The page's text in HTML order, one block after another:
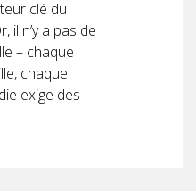
clé du
il n’y a pas de
– chaque
chaque
exige des